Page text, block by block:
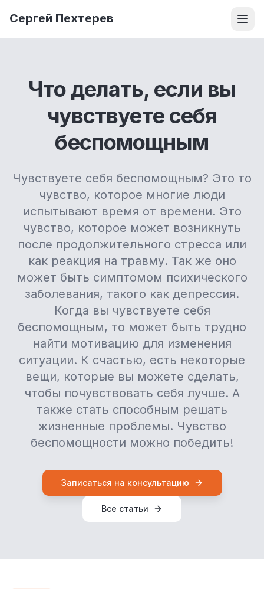
Сергей Пехтерев
Что делать, если вы
чувствуете себя
беспомощным
Чувствуете себя беспомощным? Это то
чувство, которое многие люди
испытывают время от времени. Это
чувство, которое может возникнуть
после продолжительного стресса или
как реакция на травму. Так же оно
может быть симптомом психического
заболевания, такого как депрессия.
Когда вы чувствуете себя
беспомощным, то может быть трудно
найти мотивацию для изменения
ситуации. К счастью, есть некоторые
вещи, которые вы можете сделать,
чтобы почувствовать себя лучше. А
также стать способным решать
жизненные проблемы. Чувство
беспомощности можно победить!
Записаться на консультацию
Все статьи